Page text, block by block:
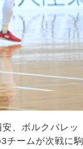
、ボルクバレッ
チームが次戦に駒